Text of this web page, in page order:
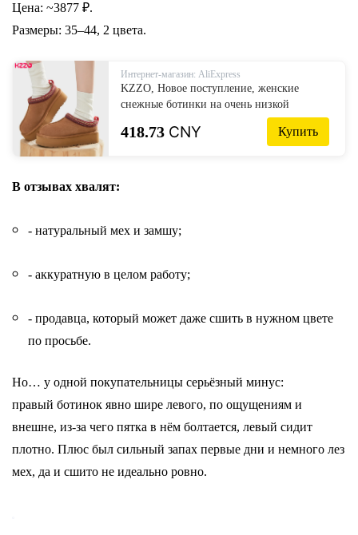
Цена: ~3877 ₽.
Размеры: 35–44, 2 цвета.
Интернет-магазин: AliExpress
KZZO, Новое поступление, женские
снежные ботинки на очень низкой
платформе, замша, кожа, натуральная
шерсть, меховая подкладка, Зимние
418.73 CNY Купить
В отзывах хвалят:
- натуральный мех и замшу;
- аккуратную в целом работу;
- продавца, который может даже сшить в нужном цвете
по просьбе.
Но… у одной покупательницы серьёзный минус:
правый ботинок явно шире левого, по ощущениям и
внешне, из-за чего пятка в нём болтается, левый сидит
плотно. Плюс был сильный запах первые дни и немного лез
мех, да и сшито не идеально ровно.